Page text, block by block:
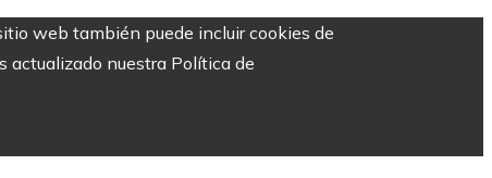
web también puede incluir cookies de
actualizado nuestra Política de